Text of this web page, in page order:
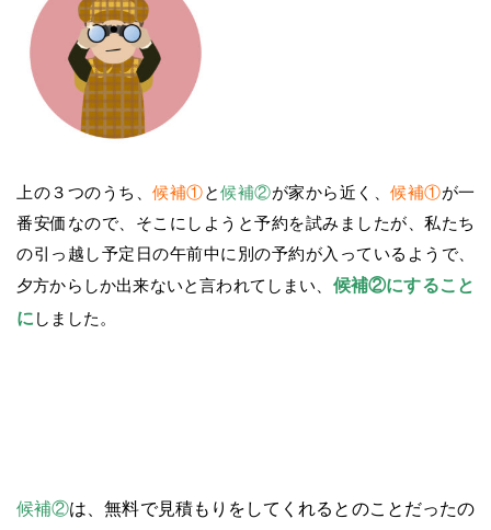
上の３つのうち、 候補①と候補②が家から近く、 候補①が一
番安価なので、そこにしようと予約を試みましたが、私たち
の引っ越し予定日の午前中に別の予約が入っているようで、
夕方からしか出来ないと言われてしまい、 候補②にすること
に しました。
候補②は、無料で見積もりをしてくれるとのことだったの